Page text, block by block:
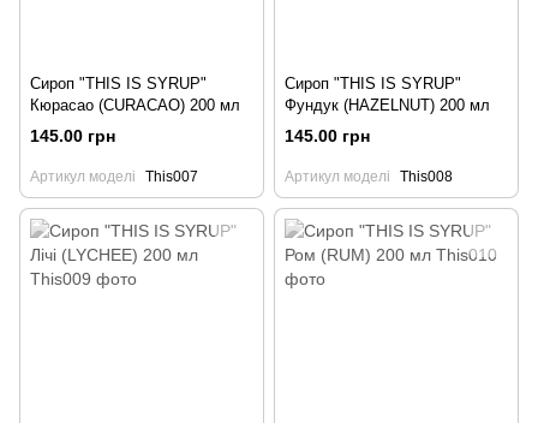
Сироп "THIS IS SYRUP"
Кюрасао (CURACAO) 200 мл
145.00 грн
Артикул моделі This007
Сироп "THIS IS SYRUP"
Фундук (HAZELNUT) 200 мл
145.00 грн
Артикул моделі This008